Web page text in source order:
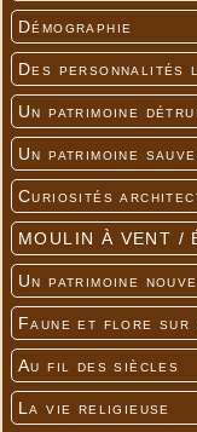
Démographie
Des personnalités
Un patrimoine
Un patrimoine
Curiosités
MOULIN À VENT /
Un patrimoine
Faune et flore sur
Au fil des siècles
La vie religieuse